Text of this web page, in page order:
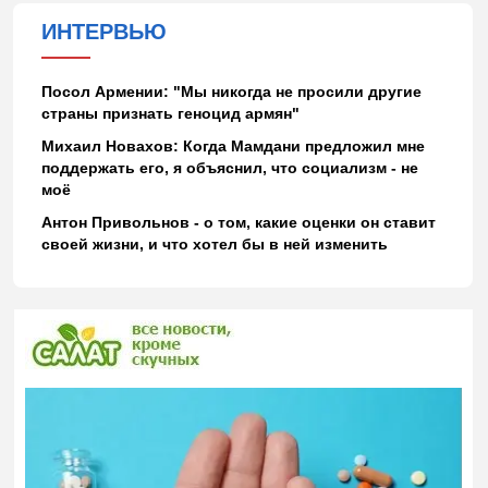
ИНТЕРВЬЮ
Посол Армении: "Мы никогда не просили другие
страны признать геноцид армян"
Михаил Новахов: Когда Мамдани предложил мне
поддержать его, я объяснил, что социализм - не
моё
Антон Привольнов - о том, какие оценки он ставит
своей жизни, и что хотел бы в ней изменить